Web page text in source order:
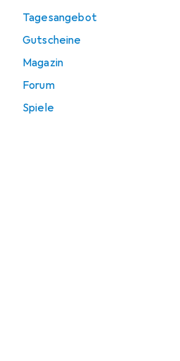
Tagesangebot
Gutscheine
Magazin
Forum
Spiele